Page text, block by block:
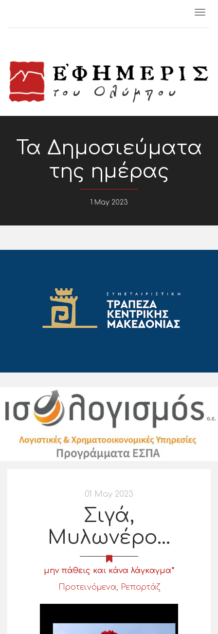
Τα Δημοσιεύματα
της ημέρας
1 May 2023
01 May 2023
Σιγά,
Μυλωνέρο…
μην πάθεις και κάνα λάγκαγμα*
Προτεινόμενα, Ρεπορτάζ